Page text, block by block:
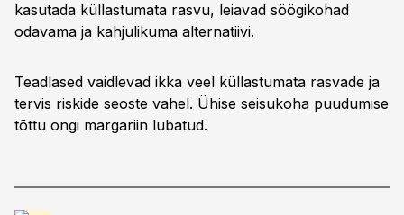
kasutada küllastumata rasvu, leiavad söögikohad
odavama ja kahjulikuma alternatiivi.
Teadlased vaidlevad ikka veel küllastumata rasvade ja
tervis riskide seoste vahel. Ühise seisukoha puudumise
tõttu ongi margariin lubatud.